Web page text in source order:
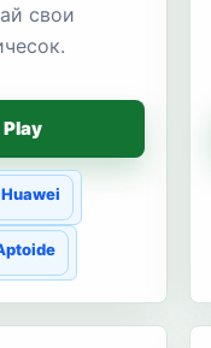
свои
Play
Huawei